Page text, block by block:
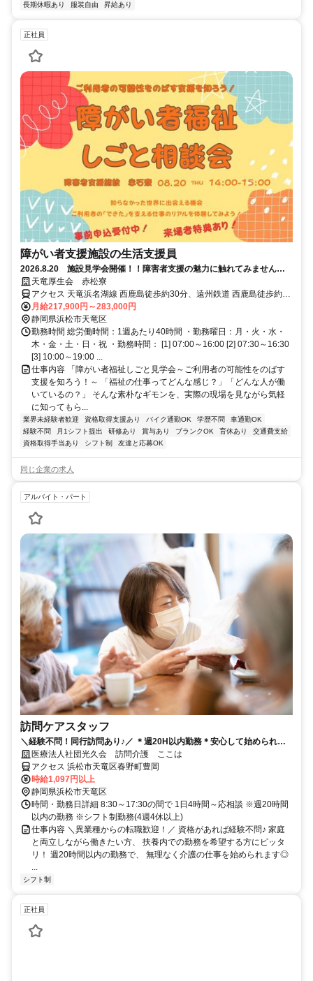
長期休暇あり
服装自由 昇給あり
正社員
障がい者支援施設の生活支援員
2026.8.20 施設見学会開催！！障害者支援の魅力に触れてみません
か？天竜厚生会 赤松寮
アクセス 天竜浜名湖線 西鹿島徒歩約30分、遠州鉄道 西鹿島徒歩約30
分、天竜浜名湖線 二俣本町徒歩約36分
月給217,900円～283,000円
静岡県浜松市天竜区
勤務時間 総労働時間：1週あたり40時間 ・勤務曜日：月・火・水・
木・金・土・日・祝 ・勤務時間： [1] 07:00～16:00 [2] 07:30～16:30
[3] 10:00～19:00 ...
仕事内容 「障がい者福祉しごと見学会～ご利用者の可能性をのばす
支援を知ろう！～ 「福祉の仕事ってどんな感じ？」「どんな人が働
いているの？」 そんな素朴なギモンを、実際の現場を見ながら気軽
に知ってもら...
業界未経験者歓迎 資格取得支援あり バイク通勤OK 学歴不問
車通勤OK
経験不問
月1シフト提出 研修あり 賞与あり ブランクOK 育休あり
交通費支給
資格取得手当あり
シフト制 友達と応募OK
同じ企業の求人
アルバイト・パート
訪問ケアスタッフ
＼経験不問！同行訪問あり♪／ ＊週20H以内勤務＊安心して始められる
訪問介護資格を活かして働きませんか♪
医療法人社団光久会 訪問介護 ここは
アクセス 浜松市天竜区春野町豊岡
時給1,097円以上
静岡県浜松市天竜区
時間・勤務日詳細 8:30～17:30の間で 1日4時間～応相談 ※週20時間
以内の勤務 ※シフト制勤務(4週4休以上)
仕事内容 ＼異業種からの転職歓迎！／ 資格があれば経験不問♪ 家庭
と両立しながら働きたい方、 扶養内での勤務を希望する方にピッタ
リ！ 週20時間以内の勤務で、 無理なく介護の仕事を始められます◎
...
シフト制
正社員